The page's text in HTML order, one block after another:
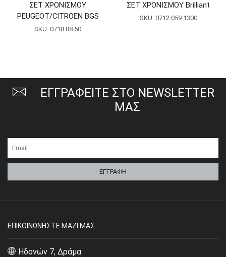
ΣΕΤ ΧΡΟΝΙΣΜΟΥ
PEUGEOT/CITROEN BGS
SKU: 0718 88 50
ΣΕΤ ΧΡΟΝΙΣΜΟΥ Brilliant
SKU: 0712 059 1300
ΕΓΓΡΑΦΕΙΤΕ ΣΤΟ NEWSLETTER
ΜΑΣ
ΕΠΙΚΟΙΝΩΝΗΣΤΕ ΜΑΖΙ ΜΑΣ
Ηδονών 7, Δράμα